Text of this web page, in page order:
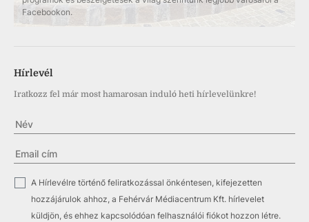
Facebookon.
Hírlevél
Iratkozz fel már most hamarosan induló heti hírlevelünkre!
A Hírlevélre történő feliratkozással önkéntesen, kifejezetten
hozzájárulok ahhoz, a Fehérvár Médiacentrum Kft. hírlevelet
küldjön, és ehhez kapcsolódóan felhasználói fiókot hozzon létre.